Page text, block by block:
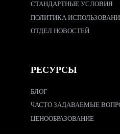
СТАНДАРТНЫЕ УСЛОВИЯ
ПОЛИТИКА
ОТДЕЛ НОВОСТЕЙ
РЕСУРСЫ
БЛОГ
ЧАСТО ЗАДАВАЕМЫЕ
ЦЕНООБРАЗОВАНИЕ